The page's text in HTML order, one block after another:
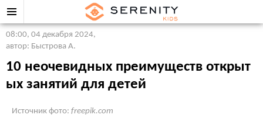
08:00, 04 декабря 2024,
автор: Быстрова А.
10 неочевидных преимуществ открыт
ых занятий для детей
Источник фото: freepik.com